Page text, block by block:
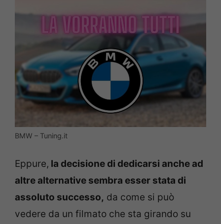
BMW – Tuning.it
Eppure, la decisione di dedicarsi anche ad
altre alternative sembra esser stata di
assoluto successo, da come si può
vedere da un filmato che sta girando su